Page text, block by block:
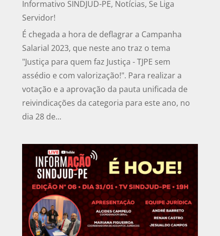
Informativo SINDJUD-PE, Notícias, Se Liga
Servidor!
É chegada a hora de deflagrar a Campanha
Salarial 2023, que neste ano traz o tema
"Justiça para quem faz Justiça - TJPE sem
assédio e com valorização!". Para realizar a
votação e a aprovação da pauta unificada de
reivindicações da categoria para este ano, no
dia 28 de...